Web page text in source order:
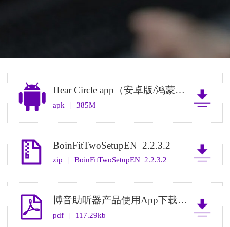
Hear Circle app（安卓版/鸿蒙版）
apk | 385M
BoinFitTwoSetupEN_2.2.3.2
zip | BoinFitTwoSetupEN_2.2.3.2
博音助听器产品使用App下载说明
pdf | 117.29kb